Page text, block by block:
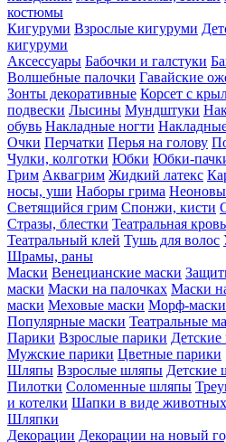
костюмы
Кигуруми Взрослые кигуруми
кигуруми
Аксессуары Бабочки и галстуки
Волшебные палочки Гавайские
Зонты декоративные Корсет с
подвески Лысины Мундштуки
обувь Накладные ногти
Очки Перчатки Перья на голову
Чулки, колготки Юбки Юбки-
Грим Аквагрим Жидкий латекс
носы, уши Наборы грима
Светящийся грим Спонжи, кисти
Стразы, блестки Театральная кровь
Театральный клей Тушь для волос
Шрамы, раны
Маски Венецианские маски
маски Маски на палочках Маски
маски Меховые маски Морф-маски
Популярные маски Театральные
Парики Взрослые парики Детские
Мужские парики Цветные парики
Шляпы Взрослые шляпы Детские
Пилотки Соломенные шляпы
и котелки Шапки в виде животных
Шляпки
Декорации Декорации на новый